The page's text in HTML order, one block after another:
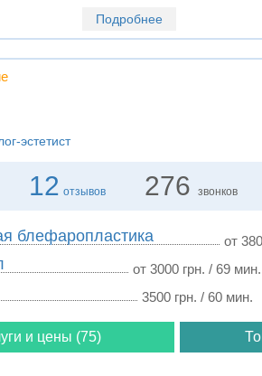
Подробнее
эстетист
12 отзывов 276 звонков
блефаропластика от
от 3000 грн. / 69 мин.
3500 грн. / 60 мин.
и цены (75)